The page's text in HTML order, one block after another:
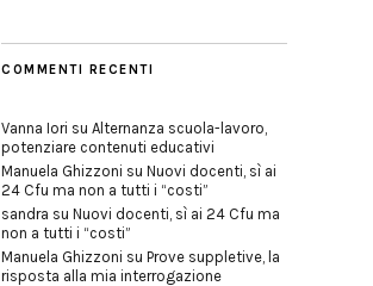
COMMENTI RECENTI
Vanna Iori su Alternanza scuola-lavoro,
potenziare contenuti educativi
Manuela Ghizzoni su Nuovi docenti, sì ai
24 Cfu ma non a tutti i “costi”
sandra su Nuovi docenti, sì ai 24 Cfu ma
non a tutti i “costi”
Manuela Ghizzoni su Prove suppletive, la
risposta alla mia interrogazione